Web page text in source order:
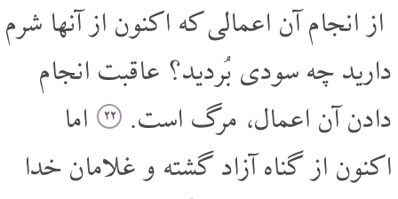
از انجام آن اعمالی که اکنون از آنها شرم
دارید چه سودی بُردید؟ عاقبت انجام
دادن آن اعمال، مرگ است.
۲۲ اما
اکنون از گناه آزاد گشته و غلامان خدا